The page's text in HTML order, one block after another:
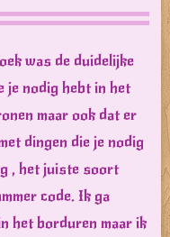
was de duidelijke
je nodig hebt in het
maar ook dat er
dingen die je nodig
, het juiste soort
code. Ik ga
het borduren maar ik